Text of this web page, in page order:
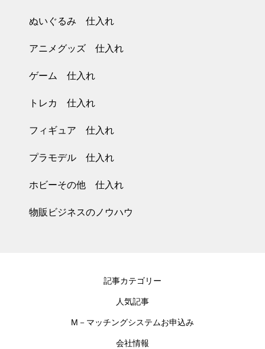
ぬいぐるみ 仕入れ
アニメグッズ 仕入れ
ゲーム 仕入れ
トレカ 仕入れ
フィギュア 仕入れ
プラモデル 仕入れ
ホビーその他 仕入れ
物販ビジネスのノウハウ
記事カテゴリー
人気記事
M－マッチングシステムお申込み
会社情報